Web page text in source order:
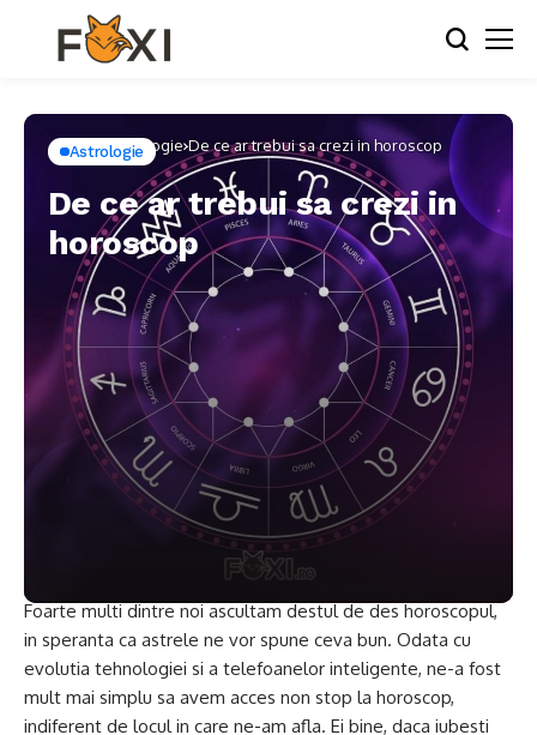
Home Astrologie De ce ar trebui sa crezi in horoscop
Astrologie
De ce ar trebui sa crezi in
horoscop
Foarte multi dintre noi ascultam destul de des horoscopul,
in speranta ca astrele ne vor spune ceva bun. Odata cu
evolutia tehnologiei si a telefoanelor inteligente, ne-a fost
mult mai simplu sa avem acces non stop la horoscop,
indiferent de locul in care ne-am afla. Ei bine, daca iubesti